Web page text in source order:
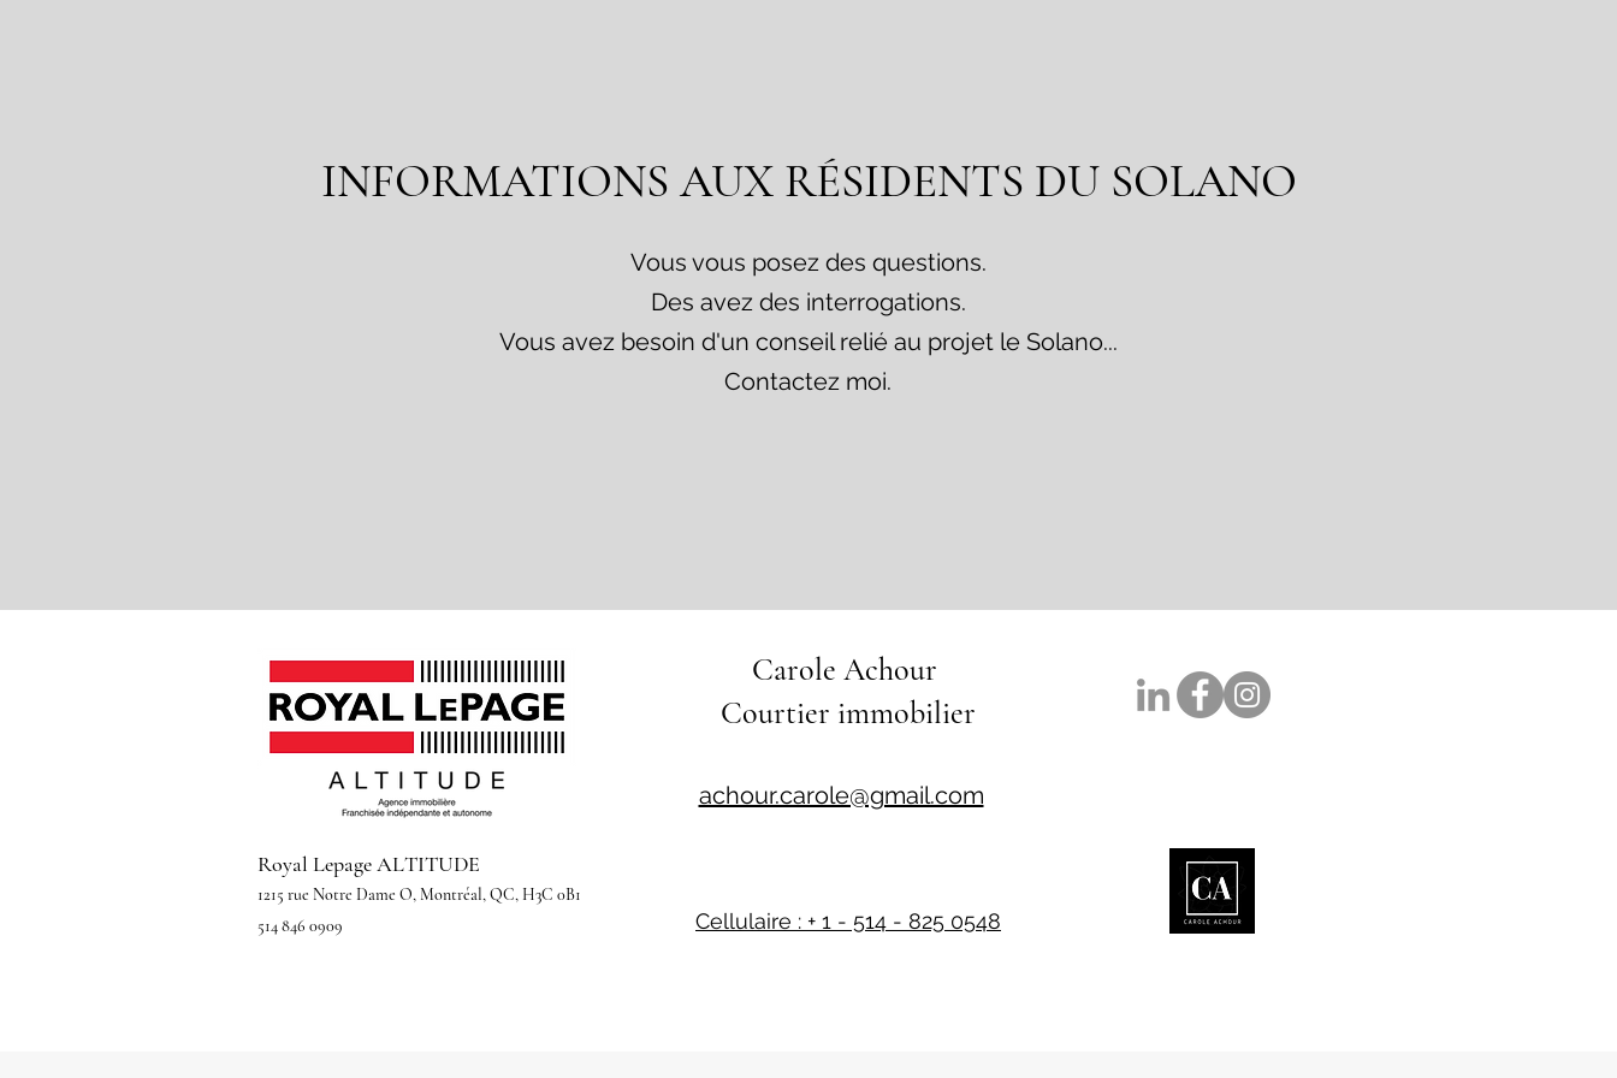
INFORMATIONS AUX RÉSIDENTS DU SOLANO
Vous vous posez des questions.
Des avez des interrogations.
Vous avez besoin d'un conseil relié au projet le Solano...
Contactez moi.
Carole Achour
Courtier immobilier
achour.carole@gmail.com
Royal Lepage ALTITUDE
1215 rue Notre Dame O, Montréal, QC, H3C 0B1
514 846 0909
Cellulaire : + 1 - 514 - 825 0548